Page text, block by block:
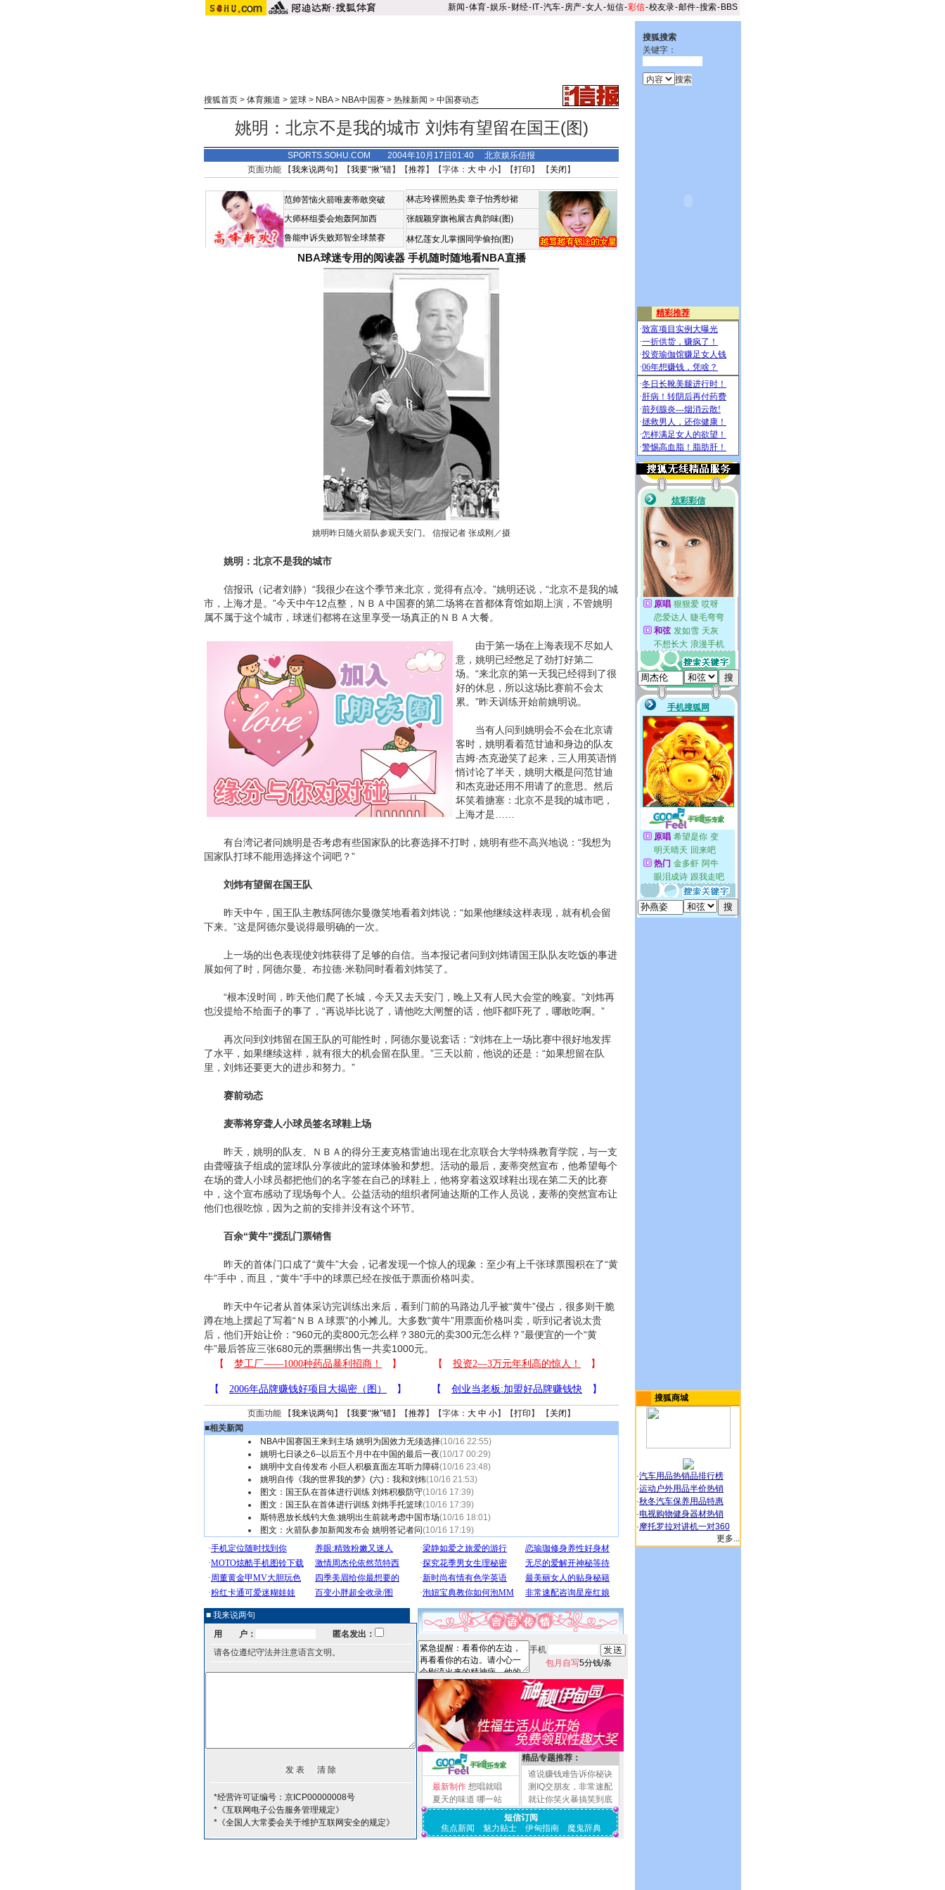
新闻-体育-娱乐-财经- IT-汽车-房产-女人 -短信-彩信-校友录-邮件-搜索- BBS
搜狐首页 > 体育频道 > 篮球 > NBA> NBA中国赛 > 热辣新闻 > 中国赛动态
姚明：北京不是我的城市 刘炜有望留在国王(图)
SPORTS.SOHU.COM 2004年10月17日01:40 北京娱乐信报
页面功能 【我来说两句 】【我要“揪”错】【推荐】【字体： 大 中 小】【打印 】 【 关闭 】
范帅苦恼火箭唯麦蒂敢突破
大师杯组委会炮轰阿加西
鲁能申诉失败郑智全球禁赛
林志玲裸照热卖 章子怡秀纱裙
张靓颖穿旗袍展古典韵味(图)
林忆莲女儿掌掴同学偷拍(图)
NBA球迷专用的阅读器 手机随时随地看NBA直播
姚明昨日随火箭队参观天安门。 信报记者 张成刚／摄
姚明：北京不是我的城市
信报讯（记者刘静）“我很少在这个季节来北京，觉得有点冷。”姚明还说，“北京不是我的城
市，上海才是。”今天中午12点整，ＮＢＡ中国赛的第二场将在首都体育馆如期上演，不管姚明
属不属于这个城市，球迷们都将在这里享受一场真正的ＮＢＡ大餐。
由于第一场在上海表现不尽如人
意，姚明已经憋足了劲打好第二
场。“来北京的第一天我已经得到了很
好的休息，所以这场比赛前不会太
累。”昨天训练开始前姚明说。
当有人问到姚明会不会在北京请
客时，姚明看着范甘迪和身边的队友
吉姆·杰克逊笑了起来，三人用英语悄
悄讨论了半天，姚明大概是问范甘迪
和杰克逊还用不用请了的意思。然后
坏笑着搪塞：北京不是我的城市吧，
上海才是……
有台湾记者问姚明是否考虑有些国家队的比赛选择不打时，姚明有些不高兴地说：“我想为
国家队打球不能用选择这个词吧？”
刘炜有望留在国王队
昨天中午，国王队主教练阿德尔曼微笑地看着刘炜说：“如果他继续这样表现，就有机会留
下来。”这是阿德尔曼说得最明确的一次。
上一场的出色表现使刘炜获得了足够的自信。当本报记者问到刘炜请国王队队友吃饭的事进
展如何了时，阿德尔曼、布拉德·米勒同时看着刘炜笑了。
“根本没时间，昨天他们爬了长城，今天又去天安门，晚上又有人民大会堂的晚宴。”刘炜再
也没提给不给面子的事了，“再说毕比说了，请他吃大闸蟹的话，他吓都吓死了，哪敢吃啊。”
再次问到刘炜留在国王队的可能性时，阿德尔曼说套话：“刘炜在上一场比赛中很好地发挥
了水平，如果继续这样，就有很大的机会留在队里。”三天以前，他说的还是：“如果想留在队
里，刘炜还要更大的进步和努力。”
赛前动态
麦蒂将穿聋人小球员签名球鞋上场
昨天，姚明的队友、ＮＢＡ的得分王麦克格雷迪出现在北京联合大学特殊教育学院，与一支
由聋哑孩子组成的篮球队分享彼此的篮球体验和梦想。活动的最后，麦蒂突然宣布，他希望每个
在场的聋人小球员都把他们的名字签在自己的球鞋上，他将穿着这双球鞋出现在第二天的比赛
中，这个宣布感动了现场每个人。公益活动的组织者阿迪达斯的工作人员说，麦蒂的突然宣布让
他们也很吃惊，因为之前的安排并没有这个环节。
百余“黄牛”搅乱门票销售
昨天的首体门口成了“黄牛”大会，记者发现一个惊人的现象：至少有上千张球票囤积在了“黄
牛”手中，而且，“黄牛”手中的球票已经在按低于票面价格叫卖。
昨天中午记者从首体采访完训练出来后，看到门前的马路边几乎被“黄牛”侵占，很多则干脆
蹲在地上摆起了写着“ＮＢＡ球票”的小摊儿。大多数“黄牛”用票面价格叫卖，听到记者说太贵
后，他们开始让价：“960元的卖800元怎么样？380元的卖300元怎么样？”最便宜的一个“黄
牛”最后答应三张680元的票捆绑出售一共卖1000元。
页面功能 【我来说两句 】【我要“揪”错】【推荐】【字体： 大 中 小】【打印 】 【 关闭 】
■相关新闻
NBA中国赛国王来到主场 姚明为国效力无须选择(10/16 22:55)
姚明七日谈之6--以后五个月中在中国的最后一夜(10/17 00:29)
姚明中文自传发布 小巨人积极直面左耳听力障碍(10/16 23:48)
姚明自传《我的世界我的梦》(六)：我和刘炜(10/16 21:53)
图文：国王队在首体进行训练 刘炜积极防守(10/16 17:39)
图文：国王队在首体进行训练 刘炜手托篮球(10/16 17:39)
斯特恩放长线钓大鱼:姚明出生前就考虑中国市场(10/16 18:01)
图文：火箭队参加新闻发布会 姚明答记者问(10/16 17:19)
■ 我来说两句
用 户：
匿名发出：
请各位遵纪守法并注意语言文明。
*经营许可证编号：京ICP00000008号
*《互联网电子公告服务管理规定》
*《全国人大常委会关于维护互联网安全的规定》
手机
包月自写5分钱/条
最新制作 想唱就唱
夏天的味道 哪一站
精品专题推荐：
谁说赚钱难告诉你秘诀
测IQ交朋友，非常速配
就让你笑火暴搞笑到底
短信订阅
焦点新闻
魅力贴士 伊甸指南 魔鬼辞典
搜狐搜索
关键字：
搜狐商城
·汽车用品热销品排行榜
·运动户外用品半价热销
·秋冬汽车保养用品特惠
·电视购物健身器材热销
·摩托罗拉对讲机一对360
更多...